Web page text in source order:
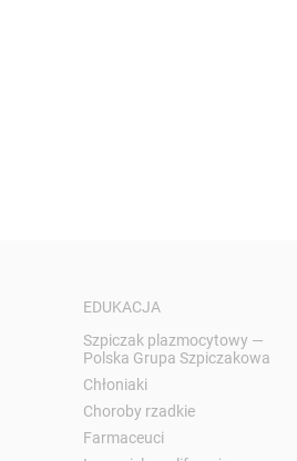
EDUKACJA
Szpiczak plazmocytowy —
Polska Grupa Szpiczakowa
Chłoniaki
Choroby rzadkie
Farmaceuci